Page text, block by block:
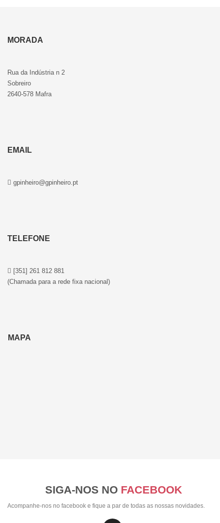
MORADA
Rua da Indústria n 2
Sobreiro
2640-578 Mafra
EMAIL
gpinheiro@gpinheiro.pt
TELEFONE
[351] 261 812 881
(Chamada para a rede fixa nacional)
MAPA
SIGA-NOS NO FACEBOOK
Acompanhe-nos no facebook e fique a par de todas as nossas novidades.